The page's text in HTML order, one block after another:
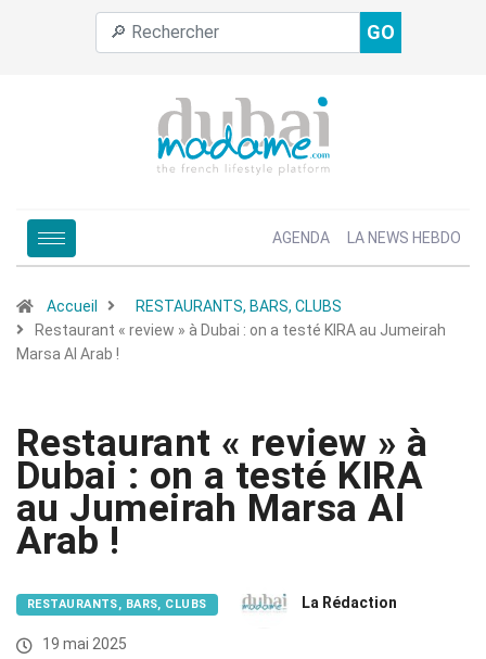
GO
AGENDA LA NEWS HEBDO
Accueil
RESTAURANTS, BARS, CLUBS
Restaurant « review » à Dubai : on a testé KIRA au Jumeirah
Marsa Al Arab !
Restaurant « review » à
Dubai : on a testé KIRA
au Jumeirah Marsa Al
Arab !
RESTAURANTS, BARS, CLUBS La Rédaction
19 mai 2025